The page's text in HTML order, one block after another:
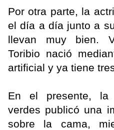
Por otra parte, la
el día a día junto a
llevan muy bien.
Toribio nació
artificial y ya tiene
En el presente, la
verdes publicó una
sobre la cama,